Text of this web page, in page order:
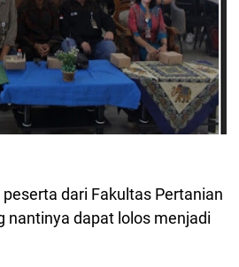
dari Fakultas Pertanian
nantinya dapat lolos menjadi